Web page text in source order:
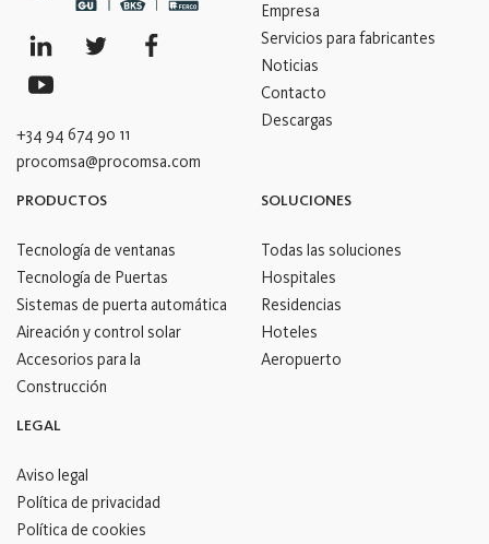
+34 94 674 90 11
procomsa@procomsa.com
Empresa
Servicios para fabricantes
Noticias
Contacto
Descargas
PRODUCTOS
Tecnología de ventanas
Tecnología de Puertas
Sistemas de puerta automática
Aireación y control solar
Accesorios para la
Construcción
SOLUCIONES
Todas las soluciones
Hospitales
Residencias
Hoteles
Aeropuerto
LEGAL
Aviso legal
Política de privacidad
Política de cookies